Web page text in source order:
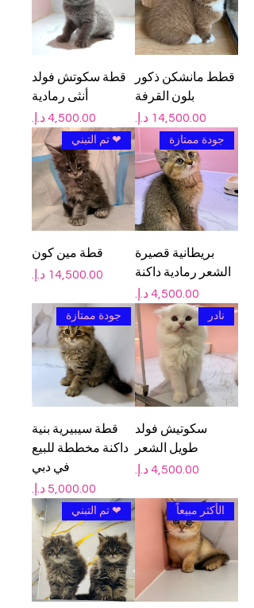
قطط مانشكن ذكور
بلون القرفة
السعر
قطة سكوتش فولد
أنثى رمادية
السعر
جودة ممتازة
بريطانية قصيرة
الشعر رمادية داكنة
السعر
❤ تم التبني
قطة مين كون
السعر
نادر
سكوتيش فولد
طويل الشعر
السعر
جودة ممتازة
قطة سيبيرية بنية
داكنة مخططة للبيع
في دبي
السعر
الأكثر مبيعاً ❤ تم التبني